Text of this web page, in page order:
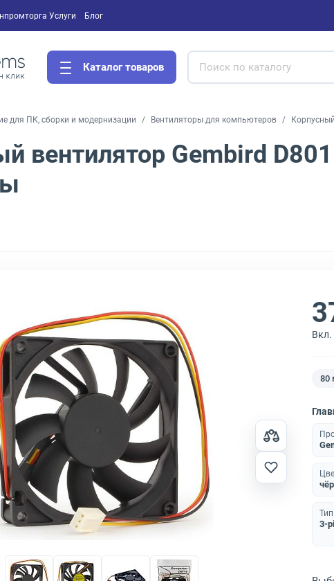
Услуги Блог
Каталог товаров
для ПК, сборки и модернизации Вентиляторы для компьютеров
вентилятор Gembird
Вкл.
80
3-